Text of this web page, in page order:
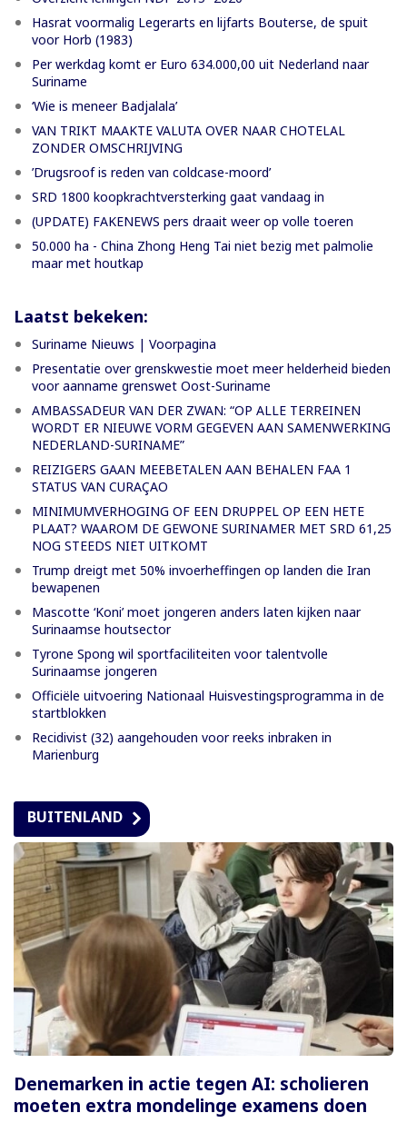
Hasrat voormalig Legerarts en lijfarts Bouterse, de spuit
voor Horb (1983)
Per werkdag komt er Euro 634.000,00 uit Nederland naar
Suriname
‘Wie is meneer Badjalala’
VAN TRIKT MAAKTE VALUTA OVER NAAR CHOTELAL
ZONDER OMSCHRIJVING
’Drugsroof is reden van coldcase-moord’
SRD 1800 koopkrachtversterking gaat vandaag in
(UPDATE) FAKENEWS pers draait weer op volle toeren
50.000 ha - China Zhong Heng Tai niet bezig met palmolie
maar met houtkap
Laatst bekeken:
Suriname Nieuws | Voorpagina
Presentatie over grenskwestie moet meer helderheid bieden
voor aanname grenswet Oost-Suriname
AMBASSADEUR VAN DER ZWAN: “OP ALLE TERREINEN
WORDT ER NIEUWE VORM GEGEVEN AAN SAMENWERKING
NEDERLAND-SURINAME”
REIZIGERS GAAN MEEBETALEN AAN BEHALEN FAA 1
STATUS VAN CURAÇAO
MINIMUMVERHOGING OF EEN DRUPPEL OP EEN HETE
PLAAT? WAAROM DE GEWONE SURINAMER MET SRD 61,25
NOG STEEDS NIET UITKOMT
Trump dreigt met 50% invoerheffingen op landen die Iran
bewapenen
Mascotte ‘Koni’ moet jongeren anders laten kijken naar
Surinaamse houtsector
Tyrone Spong wil sportfaciliteiten voor talentvolle
Surinaamse jongeren
Officiële uitvoering Nationaal Huisvestingsprogramma in de
startblokken
Recidivist (32) aangehouden voor reeks inbraken in
Marienburg
BUITENLAND
Denemarken in actie tegen AI: scholieren
moeten extra mondelinge examens doen